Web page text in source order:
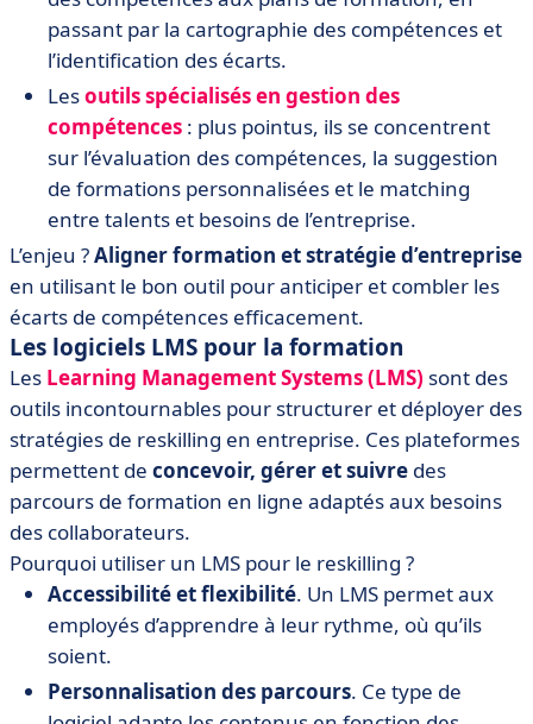
passant par la cartographie des compétences et
l’identification des écarts.
Lesoutils spécialisés en gestion des
compétences : plus pointus, ils se concentrent
sur l’évaluation des compétences, la suggestion
de formations personnalisées et le matching
entre talents et besoins de l’entreprise.
L’enjeu ?Aligner formation et stratégie d’entreprise
en utilisant le bon outil pour anticiper et combler les
écarts de compétences efficacement.
Les logiciels LMS pour la formation
Les Learning Management Systems (LMS) sont des
outils incontournables pour structurer et déployer des
stratégies de reskilling en entreprise. Ces plateformes
permettent de concevoir, gérer et suivre des
parcours de formation en ligne adaptés aux besoins
des collaborateurs.
Pourquoi utiliser un LMS pour le reskilling ?
Accessibilité et flexibilité. Un LMS permet aux
employés d’apprendre à leur rythme, où qu’ils
soient.
Personnalisation des parcours. Ce type de